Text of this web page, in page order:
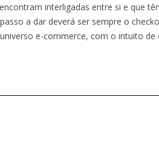
interligadas entre si e que
a dar deverá ser sempre o
e-commerce, com o intuito